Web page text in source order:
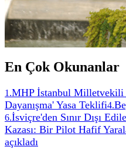
En Çok Okunanlar
1 .MHP İstanbul Milletvekili
Dayanışma' Yasa Teklifi4.
6.İsviçre'den Sınır Dışı
Kazası: Bir Pilot Hafif
açıkladı